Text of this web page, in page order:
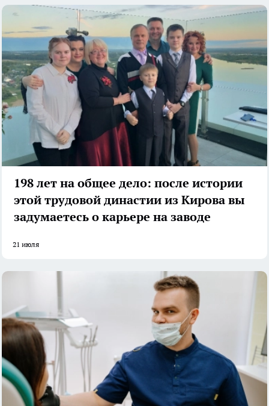
198 лет на общее дело: после истории
этой трудовой династии из Кирова вы
задумаетесь о карьере на заводе
21 июля